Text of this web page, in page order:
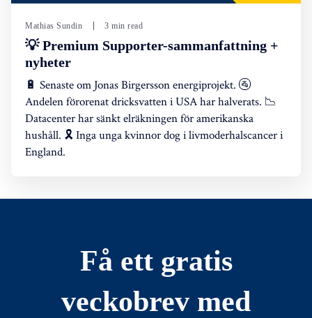
Mathias Sundin 3 min read
💡 Premium Supporter-sammanfattning +
nyheter
🔋 Senaste om Jonas Birgersson energiprojekt. 🚰
Andelen förorenat dricksvatten i USA har halverats. 📉
Datacenter har sänkt elräkningen för amerikanska
hushåll. 🎗️ Inga unga kvinnor dog i livmoderhalscancer i
England.
Få ett gratis
veckobrev med